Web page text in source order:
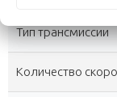
Тип трансмиссии
Количество